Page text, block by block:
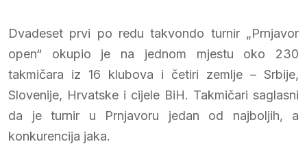
Dvadeset prvi po redu takvondo turnir „Prnjavor
open“ okupio je na jednom mjestu oko 230
takmičara iz 16 klubova i četiri zemlje – Srbije,
Slovenije, Hrvatske i cijele BiH. Takmičari saglasni
da je turnir u Prnjavoru jedan od najboljih, a
konkurencija jaka.